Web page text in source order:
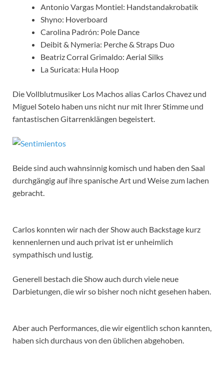
Antonio Vargas Montiel: Handstandakrobatik
Shyno: Hoverboard
Carolina Padrón: Pole Dance
Deibit & Nymeria: Perche & Straps Duo
Beatriz Corral Grimaldo: Aerial Silks
La Suricata: Hula Hoop
Die Vollblutmusiker Los Machos alias Carlos Chavez und
Miguel Sotelo haben uns nicht nur mit Ihrer Stimme und
fantastischen Gitarrenklängen begeistert.
Beide sind auch wahnsinnig komisch und haben den Saal
durchgängig auf ihre spanische Art und Weise zum lachen
gebracht.
Carlos konnten wir nach der Show auch Backstage kurz
kennenlernen und auch privat ist er unheimlich
sympathisch und lustig.
Generell bestach die Show auch durch viele neue
Darbietungen, die wir so bisher noch nicht gesehen haben.
Aber auch Performances, die wir eigentlich schon kannten,
haben sich durchaus von den üblichen abgehoben.